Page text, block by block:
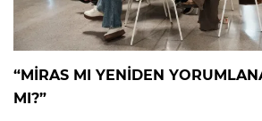
“MİRAS MI YENİDEN
MI?”